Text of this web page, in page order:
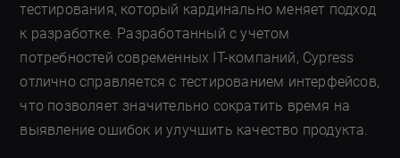
тестирования, который кардинально меняет подход
к разработке. Разработанный с учетом
потребностей современных IT-компаний, Cypress
отлично справляется с тестированием интерфейсов,
что позволяет значительно сократить время на
выявление ошибок и улучшить качество продукта.